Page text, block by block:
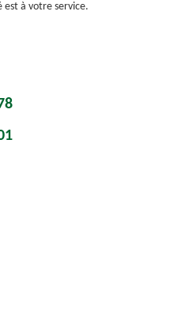
est à votre service.